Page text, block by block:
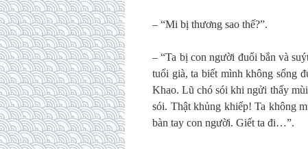
– “Mi bị thương sao thế?”.
– “Ta bị con người đuổi bắn và
tuổi già, ta biết mình không sống
Khao. Lũ chó sói khi ngửi thấy
sói. Thật khủng khiếp! Ta không
bàn tay con người. Giết ta đi…”.